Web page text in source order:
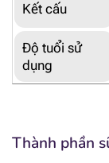
Kết cấu
Độ tuổi sử
dụng
Thành phần